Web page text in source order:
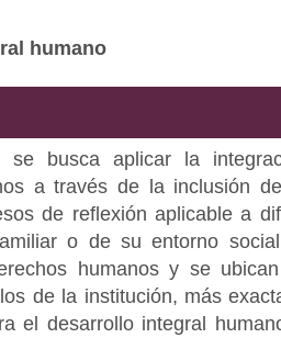
humano
se busca aplicar la
a través de la inclusión
de reflexión aplicable a
o de su entorno
humanos y se
de la institución, más
el desarrollo integral